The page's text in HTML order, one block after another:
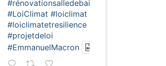
#rénovationsalledebain
#LoiClimat #loiclimat
#loiclimatetresilience
#projetdeloi
#EmmanuelMacron